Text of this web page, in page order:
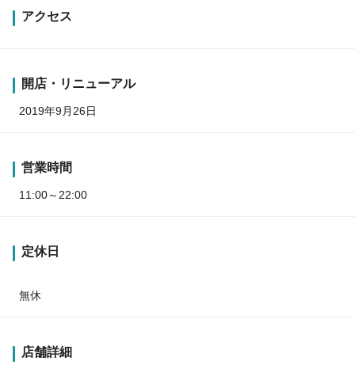
アクセス
開店・リニューアル
2019年9月26日
営業時間
11:00～22:00
定休日
無休
店舗詳細